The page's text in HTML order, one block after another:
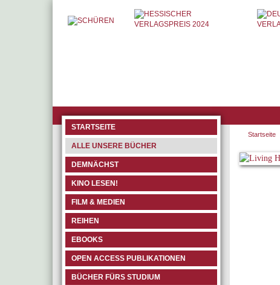
STARTSEITE
ALLE UNSERE BÜCHER
DEMNÄCHST
KINO LESEN!
FILM & MEDIEN
REIHEN
EBOOKS
OPEN ACCESS PUBLIKATIONEN
BÜCHER FÜRS STUDIUM
Startseite